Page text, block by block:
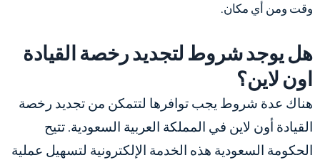
وقت ومن أي مكان.
هل يوجد شروط لتجديد رخصة القيادة
اون لاين؟
هناك عدة شروط يجب توافرها لتتمكن من تجديد رخصة
القيادة أون لاين في المملكة العربية السعودية. تتيح
الحكومة السعودية هذه الخدمة الإلكترونية لتسهيل عملية